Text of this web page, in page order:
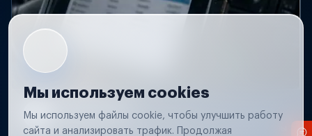
Ошибки ЭБУ
Считаем и расшифруем ошибки, устраним причины
Мы используем cookies
Мы используем файлы cookie, чтобы улучшить работу
сайта и анализировать трафик. Продолжая